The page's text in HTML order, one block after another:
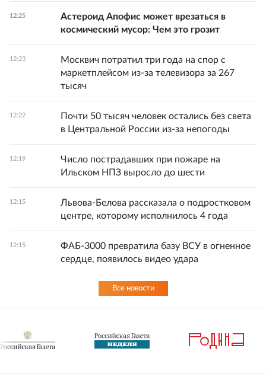
12:25
Астероид Апофис может врезаться в
космический мусор: Чем это грозит
12:23
Москвич потратил три года на спор с
маркетплейсом из-за телевизора за 267
тысяч
12:22
Почти 50 тысяч человек остались без света
в Центральной России из-за непогоды
12:19
Число пострадавших при пожаре на
Ильском НПЗ выросло до шести
12:15
Львова-Белова рассказала о подростковом
центре, которому исполнилось 4 года
12:15
ФАБ-3000 превратила базу ВСУ в огненное
сердце, появилось видео удара
Все новости